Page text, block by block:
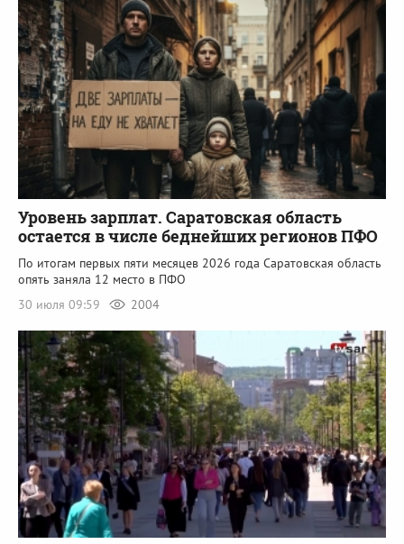
Уровень зарплат. Саратовская область
остается в числе беднейших регионов ПФО
По итогам первых пяти месяцев 2026 года Саратовская область
опять заняла 12 место в ПФО
30 июля 09:59
2004